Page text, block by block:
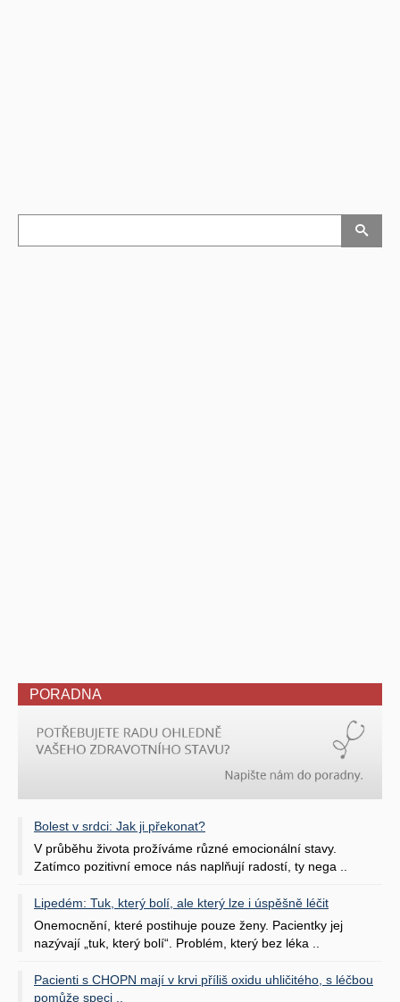
PORADNA
Bolest v srdci: Jak ji překonat?
V průběhu života prožíváme různé emocionální stavy.
Zatímco pozitivní emoce nás naplňují radostí, ty nega ..
Lipedém: Tuk, který bolí, ale který lze i úspěšně léčit
Onemocnění, které postihuje pouze ženy. Pacientky jej
nazývají „tuk, který bolí“. Problém, který bez léka ..
Pacienti s CHOPN mají v krvi příliš oxidu uhličitého, s léčbou
pomůže speci ..